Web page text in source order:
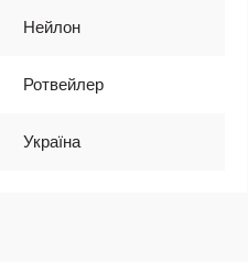
Нейлон
Ротвейлер
Україна